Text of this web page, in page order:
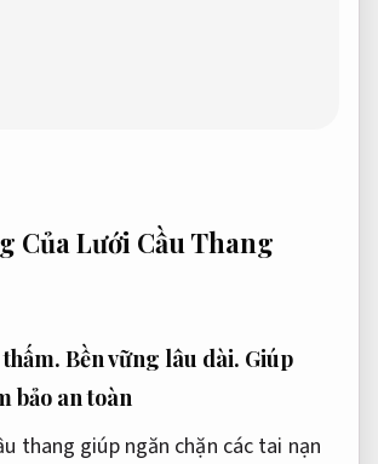
Của Lưới Cầu Thang
Bền vững lâu dài. Giúp
bảo an toàn
thang giúp ngăn chặn các tai nạn